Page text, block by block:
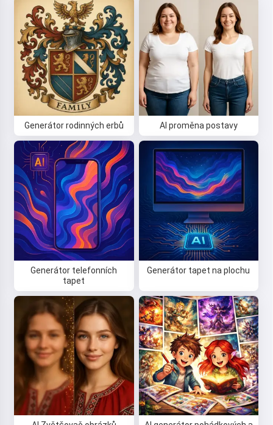
Generátor rodinných erbů AI proměna postavy
Generátor telefonních
tapet
Generátor tapet na plochu